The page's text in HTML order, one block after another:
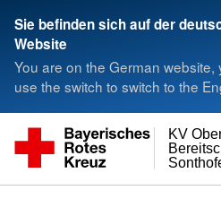
Sie befinden sich auf der
Website
You are on the German website,
use the switch to switch to the
KV